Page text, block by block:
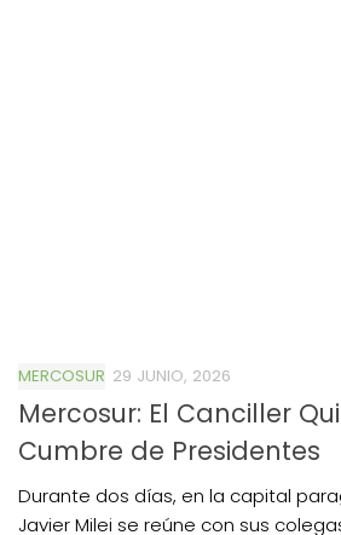
MERCOSUR 29 JUNIO, 2026
Mercosur: El Canciller
Cumbre de Presidentes
Durante dos días, en la capital
Javier Milei se reúne con sus